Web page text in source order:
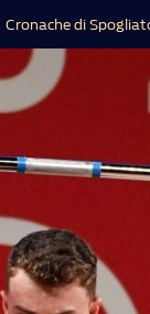
Cronache di